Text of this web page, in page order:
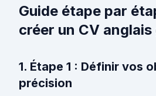
Guide étape par
créer un CV
1. Étape 1 : Définir vos
précision